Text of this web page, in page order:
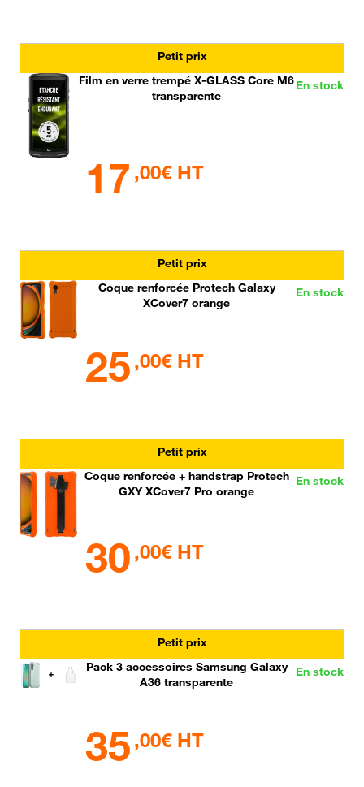
Petit prix
En stock
Film en verre trempé X-GLASS Core M6
transparente
17 ,00€ HT
Petit prix
En stock
Coque renforcée Protech Galaxy
XCover7 orange
25 ,00€ HT
Petit prix
En stock
Coque renforcée + handstrap Protech
GXY XCover7 Pro orange
30 ,00€ HT
Petit prix
En stock
Pack 3 accessoires Samsung Galaxy
A36 transparente
35 ,00€ HT